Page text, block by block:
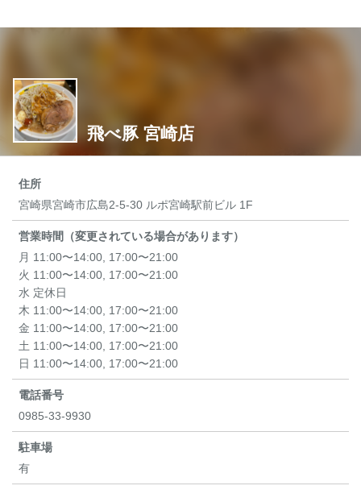
飛べ豚 宮崎店
住所
宮崎県宮崎市広島2-5-30 ルポ宮崎駅前ビル 1F
営業時間（変更されている場合があります）
月 11:00〜14:00, 17:00〜21:00
火 11:00〜14:00, 17:00〜21:00
水 定休日
木 11:00〜14:00, 17:00〜21:00
金 11:00〜14:00, 17:00〜21:00
土 11:00〜14:00, 17:00〜21:00
日 11:00〜14:00, 17:00〜21:00
電話番号
0985-33-9930
駐車場
有